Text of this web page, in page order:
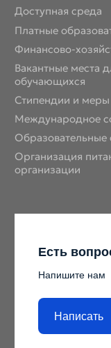
Доступная среда
Платные
Финансово-
Вакантные места
обучающихся
Стипендии и
Международное
Образовательные
Организация
организации
Есть
Напишите нам
Написать